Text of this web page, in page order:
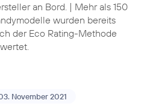
an Bord. | Mehr als 150
wurden bereits
der Eco Rating-Methode
November 2021